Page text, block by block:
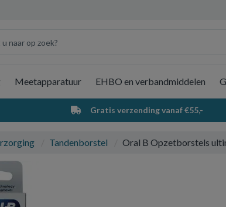
Meetapparatuur EHBO en verbandmiddelen
Gratis verzending vanaf €55,-
Tandenborstel Oral B Opzetborstels